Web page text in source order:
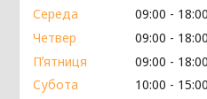
Середа
09:00
18:00
Четвер
09:00
18:00
Пʼятниця
09:00
18:00
Субота
10:00
15:00